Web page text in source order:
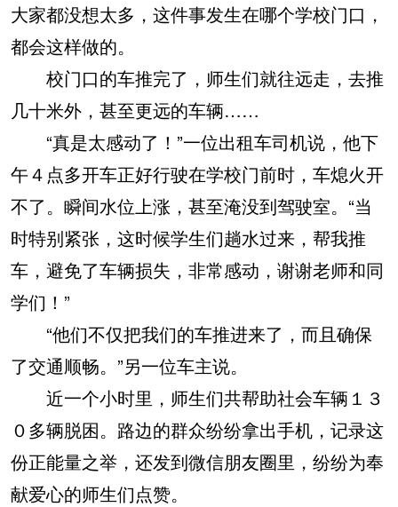
大家都没想太多，这件事发生在哪个学校门口，
都会这样做的。
校门口的车推完了，师生们就往远走，去推
几十米外，甚至更远的车辆……
“真是太感动了！”一位出租车司机说，他下
午４点多开车正好行驶在学校门前时，车熄火开
不了。瞬间水位上涨，甚至淹没到驾驶室。“当
时特别紧张，这时候学生们趟水过来，帮我推
车，避免了车辆损失，非常感动，谢谢老师和同
学们！”
“他们不仅把我们的车推进来了，而且确保
了交通顺畅。”另一位车主说。
近一个小时里，师生们共帮助社会车辆１３
０多辆脱困。路边的群众纷纷拿出手机，记录这
份正能量之举，还发到微信朋友圈里，纷纷为奉
献爱心的师生们点赞。